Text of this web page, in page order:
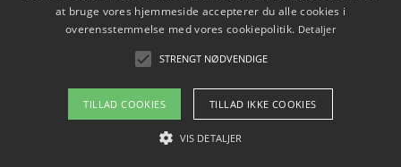
Copyright 2026 - Pilanto Aps
Om / kontakt
Blog Betingelser
at bruge vores hjemmeside accepterer du alle cookies i
overensstemmelse med vores cookiepolitik. Detaljer
STRENGT NØDVENDIGE
TILLAD COOKIES TILLAD IKKE COOKIES
VIS DETALJER